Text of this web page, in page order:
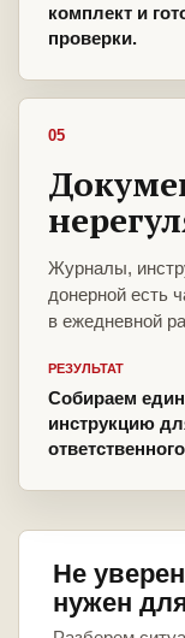
комплект и
проверки.
05
Журналы,
донерной есть
в ежедневной
РЕЗУЛЬТАТ
Собираем
инструкцию
Не
нужен